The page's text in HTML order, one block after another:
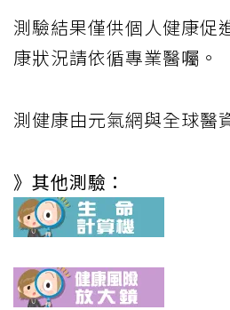
測驗結果僅供個人健康促
康狀況請依循專業醫囑。
測健康由元氣網與全球醫
》其他測驗：